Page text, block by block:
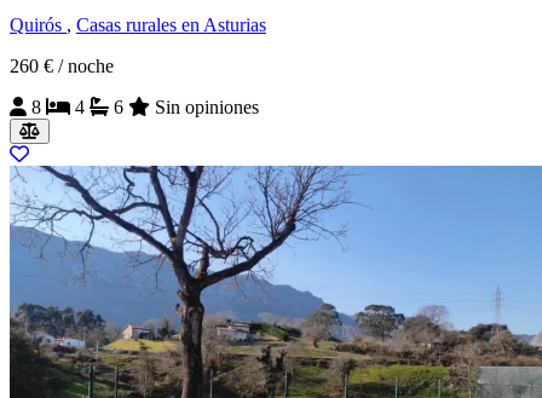
Quirós , Casas rurales en Asturias
260 € / noche
8
4 6 Sin opiniones